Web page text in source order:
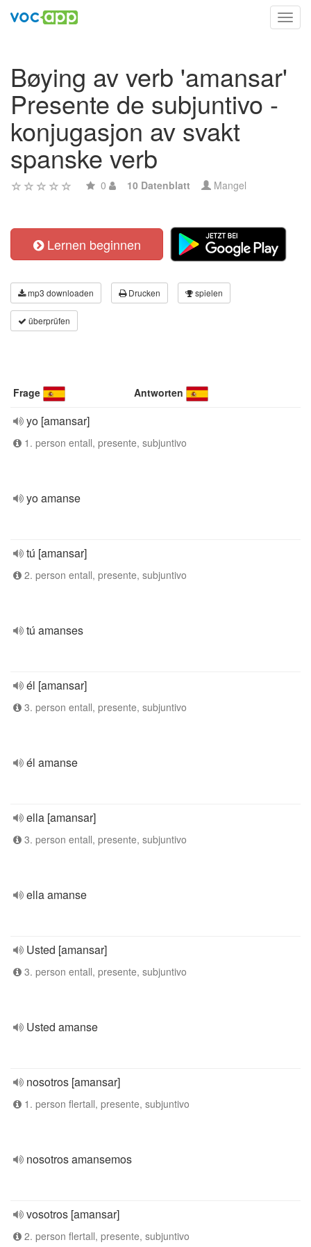
Bøying av verb 'amansar'
Presente de subjuntivo -
konjugasjon av svakt
spanske verb
0 10 Datenblatt Mangel
Lernen beginnen
mp3 downloaden Drucken spielen
überprüfen
Frage Antworten
yo [amansar]
1. person entall, presente, subjuntivo
yo amanse
tú [amansar]
2. person entall, presente, subjuntivo
tú amanses
él [amansar]
3. person entall, presente, subjuntivo
él amanse
ella [amansar]
3. person entall, presente, subjuntivo
ella amanse
Usted [amansar]
3. person entall, presente, subjuntivo
Usted amanse
nosotros [amansar]
1. person flertall, presente, subjuntivo
nosotros amansemos
vosotros [amansar]
2. person flertall, presente, subjuntivo